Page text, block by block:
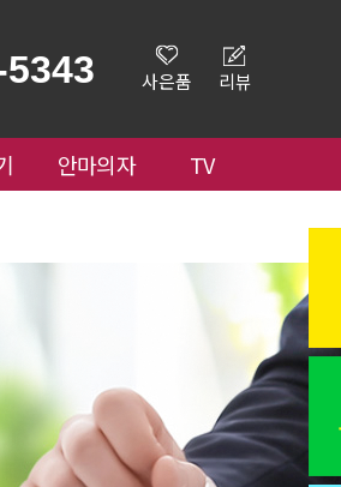
사은품 리뷰
안마의자 TV